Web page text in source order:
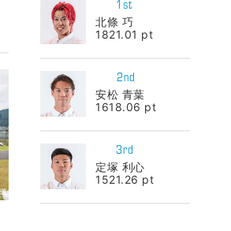
1st
北條 巧
1821.01 pt
2nd
安松 青葉
1618.06 pt
3rd
定塚 利心
1521.26 pt